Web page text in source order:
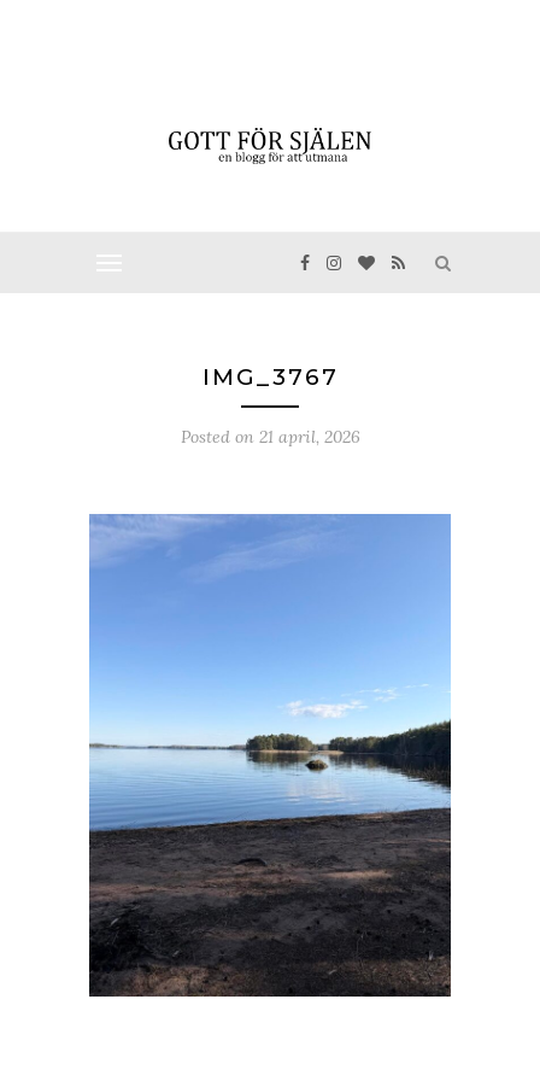
IMG_3767
Posted on 21 april, 2026